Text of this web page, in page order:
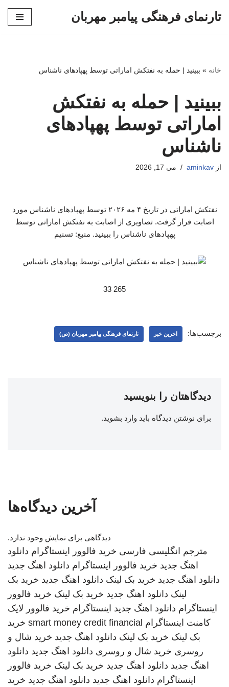
تارنمای فرهنگی پیامبر مهربان
خانه » ببینید | حمله به نفتکش اماراتی توسط پهپادهای ناشناس
ببینید | حمله به نفتکش
اماراتی توسط پهپادهای
ناشناس
از aminkav می 17, 2026
نفتکش اماراتی در تاریخ ۴ مه ۲۰۲۶ توسط پهپادهای ناشناس مورد
اصابت قرار گرفت. تصاویری از اصابت به نفتکش اماراتی توسط
پهپادهای ناشناس را ببینید. منبع: تسنیم
265 33
برچسب‌ها: اخرین خبر تارنمای فرهنگی پیامبر مهربان (ص)
دیدگاهتان را بنویسید
برای نوشتن دیدگاه باید وارد بشوید.
آخرین دیدگاه‌ها
دیدگاهی برای نمایش وجود ندارد.
مترجم انگلیسی فارسی خرید فالوور اینستاگرام دانلود
اهنگ جدید خرید فالوور اینستاگرام دانلود اهنگ جدید
دانلود اهنگ جدید خرید بک لینک دانلود اهنگ جدید خرید بک
لینک دانلود اهنگ جدید خرید بک لینک خرید فالوور
اینستاگرام دانلود اهنگ جدید اینستاگرام خرید فالوور لایک
کامنت اینستاگرام smart money credit financial خرید
بک لینک خرید بک لینک دانلود اهنگ جدید خرید شال و
روسری خرید شال و روسری دانلود اهنگ جدید دانلود
اهنگ جدید دانلود اهنگ جدید خرید بک لینک خرید فالوور
اینستاگرام دانلود اهنگ جدید دانلود اهنگ جدید خرید